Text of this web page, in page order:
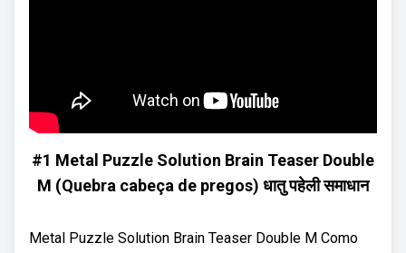
#1 Metal Puzzle Solution Brain Teaser Double
M (Quebra cabeça de pregos) धातु पहेली समाधान
Metal Puzzle Solution Brain Teaser Double M Como